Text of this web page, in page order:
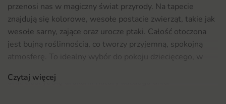
przenosi nas w magiczny świat przyrody. Na tapecie
znajdują się kolorowe, wesołe postacie zwierząt, takie jak
wesołe sarny, zające oraz urocze ptaki. Całość otoczona
jest bujną roślinnością, co tworzy przyjemną, spokojną
atmosferę. To idealny wybór do pokoju dziecięcego, w
oraz cieszyć się urokami natury każdego dnia.
Czytaj więcej